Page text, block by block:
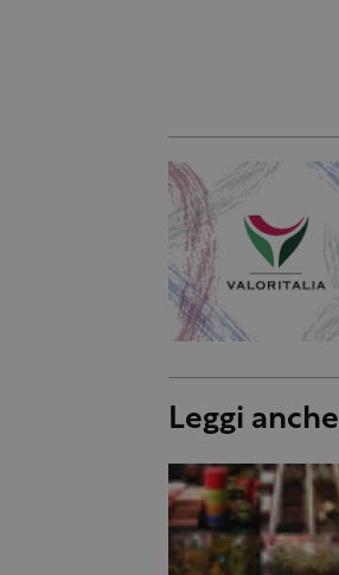
Leggi anche